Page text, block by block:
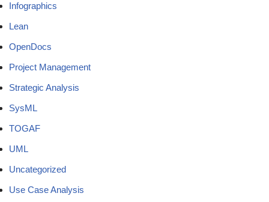
Infographics
Lean
OpenDocs
Project Management
Strategic Analysis
SysML
TOGAF
UML
Uncategorized
Use Case Analysis